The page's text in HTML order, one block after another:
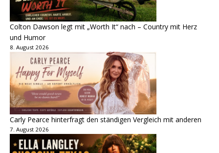
Colton Dawson legt mit „Worth It“ nach – Country mit Herz
und Humor
8. August 2026
Carly Pearce hinterfragt den ständigen Vergleich mit anderen
7. August 2026